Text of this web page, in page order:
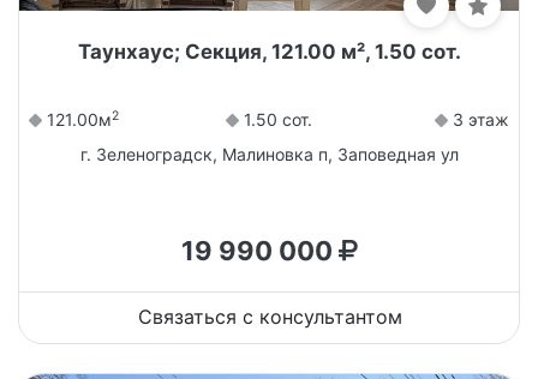
Таунхаус; Секция, 121.00 м², 1.50 сот.
121.00м2 1.50 сот.
3 этаж
г. Зеленоградск, Малиновка п, Заповедная ул
19 990 000
Связаться с консультантом